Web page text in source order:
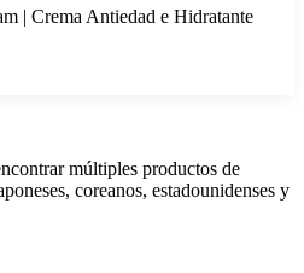
| Crema Antiedad e Hidratante
múltiples productos de
coreanos, estadounidenses y